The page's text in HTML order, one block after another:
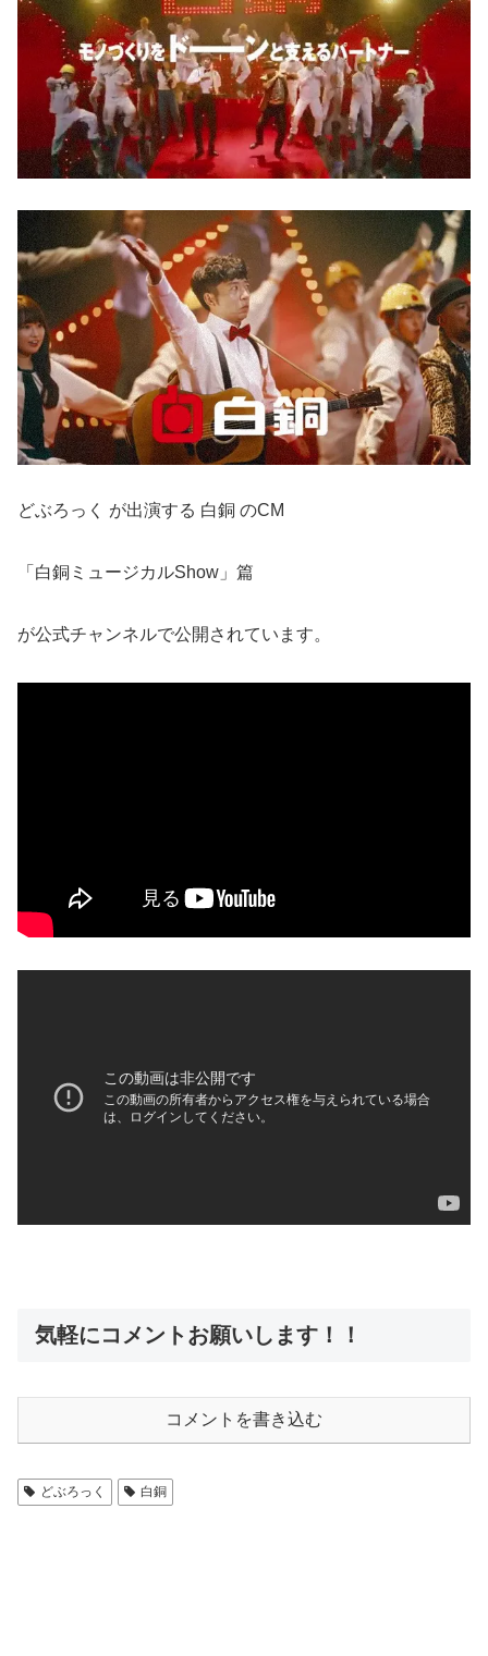
どぶろっく が出演する 白銅 のCM
「白銅ミュージカルShow」篇
が公式チャンネルで公開されています。
気軽にコメントお願いします！！
コメントを書き込む
どぶろっく 白銅